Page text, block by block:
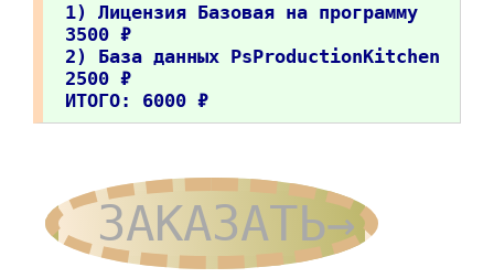
1) Лицензия Базовая на программу
3500 ₽
2) База данных PsProductionKitchen
2500 ₽
ИТОГО: 6000 ₽
ЗАКАЗАТЬ→